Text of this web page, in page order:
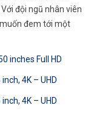
đội ngũ nhân viên
đem tới một
inches Full HD
4K – UHD
4K – UHD